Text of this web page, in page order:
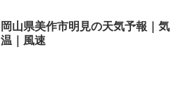
岡山県美作市明見の天気予報｜気
温｜風速